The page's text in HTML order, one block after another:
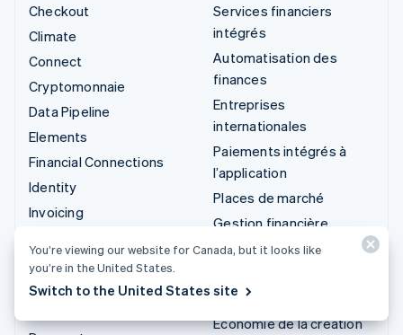
Checkout
Climate
Connect
Cryptomonnaie
Data Pipeline
Elements
Financial Connections
Identity
Invoicing
Link
Managed Payments
Services financiers
intégrés
Automatisation des
finances
Entreprises
internationales
Paiements intégrés à
l’application
Places de marché
Gestion financière
Plateformes
Entreprises d'IA
Économie de la création
You’re viewing our website for Canada, but it looks like
you’re in the United States.
Switch to the United States site